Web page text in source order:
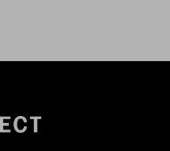
是非ご利用下さい！